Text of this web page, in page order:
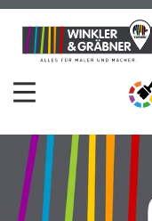
Zum
Inhalt
Zum
Navigationsmenü